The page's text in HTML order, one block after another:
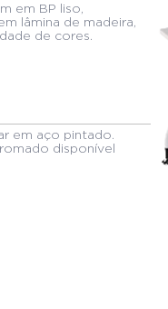
em BP liso,
lâmina de madeira,
de cores.
em aço pintado.
disponível